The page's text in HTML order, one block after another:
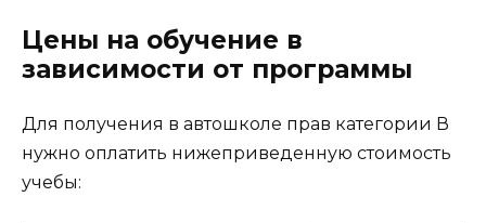
Цены на обучение в
зависимости от программы
Для получения в автошколе прав категории В
нужно оплатить нижеприведенную стоимость
учебы: